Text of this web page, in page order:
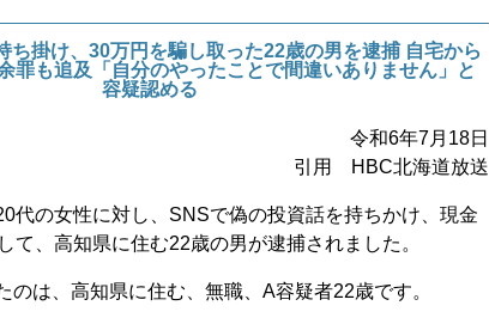
ち掛け、30万円を騙し取った22歳の男を逮捕 自宅から
罪も追及「自分のやったことで間違いありません」と
容疑認める
令和6年7月18日
引用 HBC北海道放送
代の女性に対し、SNSで偽の投資話を持ちかけ、現金
て、高知県に住む22歳の男が逮捕されました。
のは、高知県に住む、無職、A容疑者22歳です。